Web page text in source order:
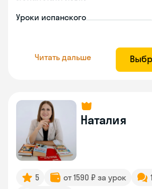
Уроки испанского
Читать дальше
Наталия
5 от 1590 ₽ за урок